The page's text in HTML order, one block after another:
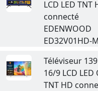
LCD LED TNT
connecté
EDENWOOD
ED32V01HD-
Téléviseur
16/9 LCD LED
TNT HD